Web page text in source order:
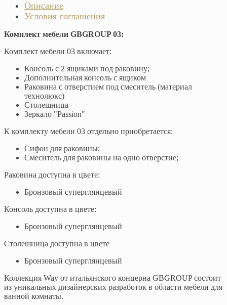
Описание
Условия соглашения
Комплект мебели GBGROUP 03:
Комплект мебели 03 включает:
Консоль с 2 ящиками под раковину;
Дополнительная консоль с ящиком
Раковина с отверстием под смеситель (материал
технолюкс)
Столешница
Зеркало "Passion"
К комплекту мебели 03 отдельно приобретается:
Сифон для раковины;
Смеситель для раковины на одно отверстие;
Раковина доступна в цвете:
Бронзовый суперглянцевый
Консоль доступна в цвете:
Бронзовый суперглянцевый
Столешница доступна в цвете
Бронзовый суперглянцевый
Коллекция Way от итальянского концерна GBGROUP состоит
из уникальных дизайнерских разработок в области мебели для
ванной комнаты.